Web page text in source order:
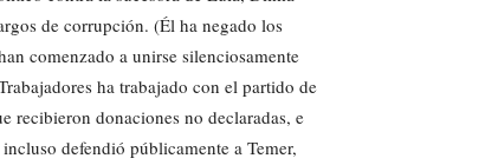
de corrupción. (Él ha negado los
comenzado a unirse silenciosamente
ha trabajado con el partido de
recibieron donaciones no declaradas, e
defendió públicamente a Temer,